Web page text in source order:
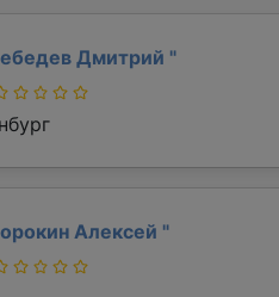
Дмитрий "
Алексей "